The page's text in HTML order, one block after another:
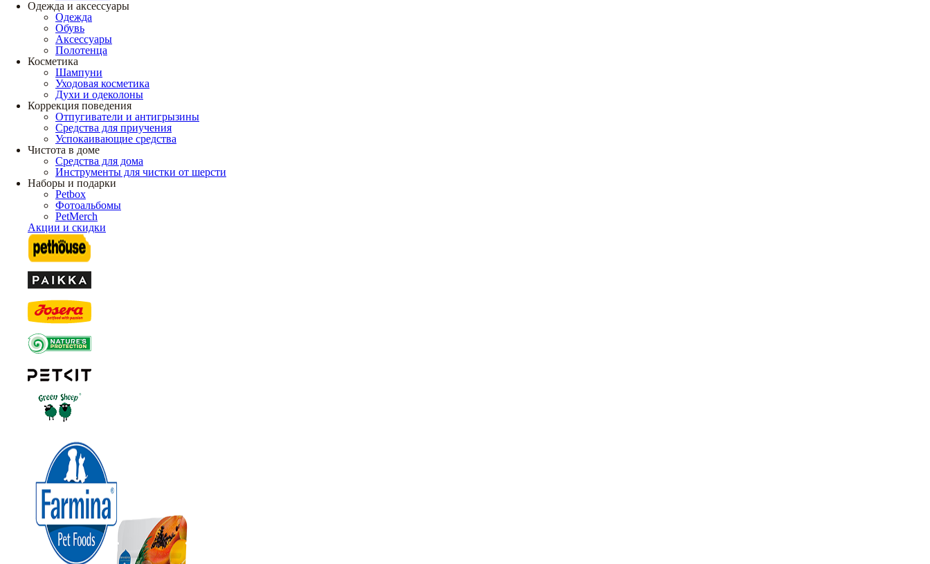
Одежда и аксессуары
Одежда
Обувь
Аксессуары
Полотенца
Косметика
Шампуни
Уходовая косметика
Духи и одеколоны
Коррекция поведения
Отпугиватели и антигрызины
Средства для приучения
Успокаивающие средства
Чистота в доме
Средства для дома
Инструменты для чистки от шерсти
Наборы и подарки
Petbox
Фотоальбомы
PetMerch
Акции и скидки